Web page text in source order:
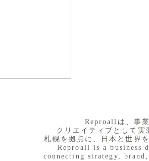
、札幌で育ち、
を持っていま
ンディングの
​Reproallは、事
クリエイティブとして
札幌を拠点に、日本と世界
Reproall is a business
connecting strategy,